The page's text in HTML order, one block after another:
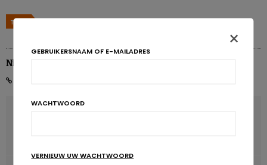
TAGS
Nicolas Rousseau
×
GEBRUIKERSNAAM OF E-MAILADRES
WACHTWOORD
VERNIEUW UW WACHTWOORD